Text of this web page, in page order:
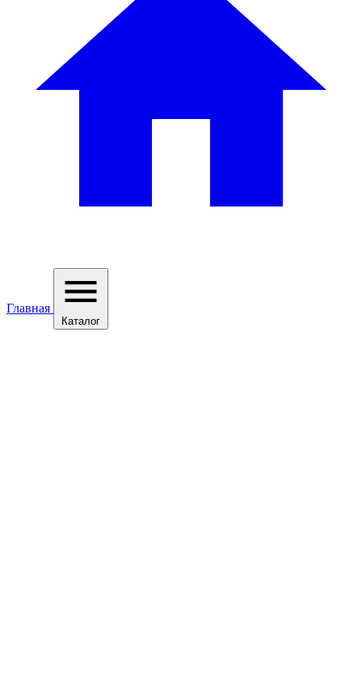
Главная
Каталог